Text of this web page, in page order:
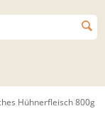
Hühnerfleisch 800g